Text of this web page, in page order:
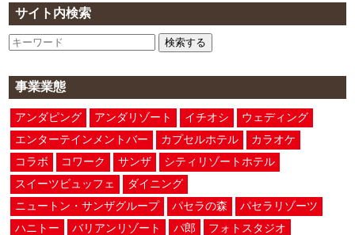
サイト内検索
検索する
事業業態
アンダピング アンダリゾート イチオシ
ウェディング
エンターテインメントバー
カプセルホテル
カラオケ
コラボ
コワーク サンザ
シティリゾートホテル
スイーツビュッフェ
ダイニング
ニュートン・サンザグループ
パセラの森
パセラリゾーツ
ハニトー
バリアンリゾート パ郎
フォトスタジオ